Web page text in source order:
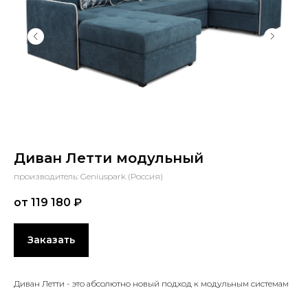
Диван Летти модульный
производитель: Geniuspark (Россия)
от 119 180 ₽
Заказать
Диван Летти - это абсолютно новый подход к модульным системам